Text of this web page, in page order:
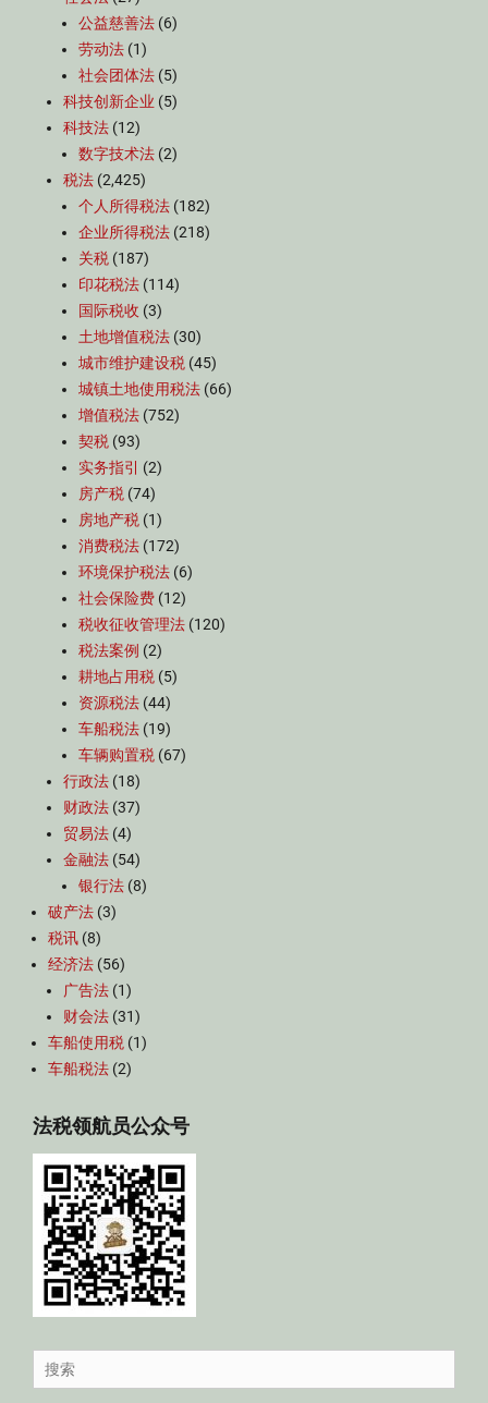
公益慈善法 (6)
劳动法 (1)
社会团体法 (5)
科技创新企业 (5)
科技法 (12)
数字技术法 (2)
税法 (2,425)
个人所得税法 (182)
企业所得税法 (218)
关税 (187)
印花税法 (114)
国际税收 (3)
土地增值税法 (30)
城市维护建设税 (45)
城镇土地使用税法 (66)
增值税法 (752)
契税 (93)
实务指引
(2)
房产税 (74)
房地产税 (1)
消费税法 (172)
环境保护税法 (6)
社会保险费 (12)
税收征收管理法 (120)
税法案例 (2)
耕地占用税 (5)
资源税法 (44)
车船税法 (19)
车辆购置税 (67)
行政法 (18)
财政法 (37)
贸易法 (4)
金融法 (54)
银行法 (8)
破产法 (3)
税讯 (8)
经济法 (56)
广告法 (1)
财会法 (31)
车船使用税 (1)
车船税法 (2)
法税领航员公众号
Search
for: